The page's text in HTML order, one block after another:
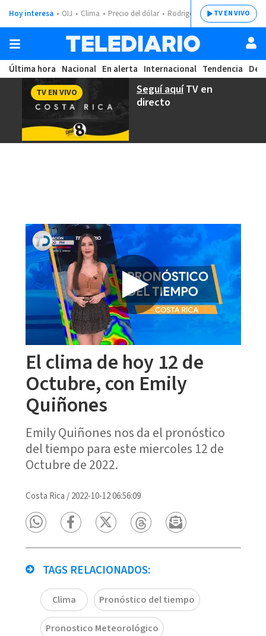
Hoy interesa OIJ Clima Precio del dólar Rodrigo ChavesTV EN VIVO
Última hora Nacional En alerta Internacional Tendencia
Seguí aquíTV en
directo
TV EN VIVO
El clima de hoy 12 de
Octubre, con Emily
Quiñones
Emily Quiñones nos da el pronóstico
del tiempo para este miercoles 12 de
Octubre de 2022.
Costa Rica /2022-10-12 06:56:09
TAGS RELACIONADOS:
Clima Pronóstico del tiempo
Pronostico Meteorológico